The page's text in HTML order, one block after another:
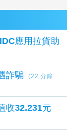
應用拉貨助
詐騙
(22 分鐘
收32.231元